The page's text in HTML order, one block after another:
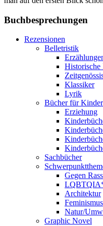
Buchbesprechungen
Rezensionen
Belletristik
Historische
Klassiker
Lyrik
Bücher für
Erziehung
Sachbücher
Gegen
Architektur
Feminismus
Natur/
Graphic Novel